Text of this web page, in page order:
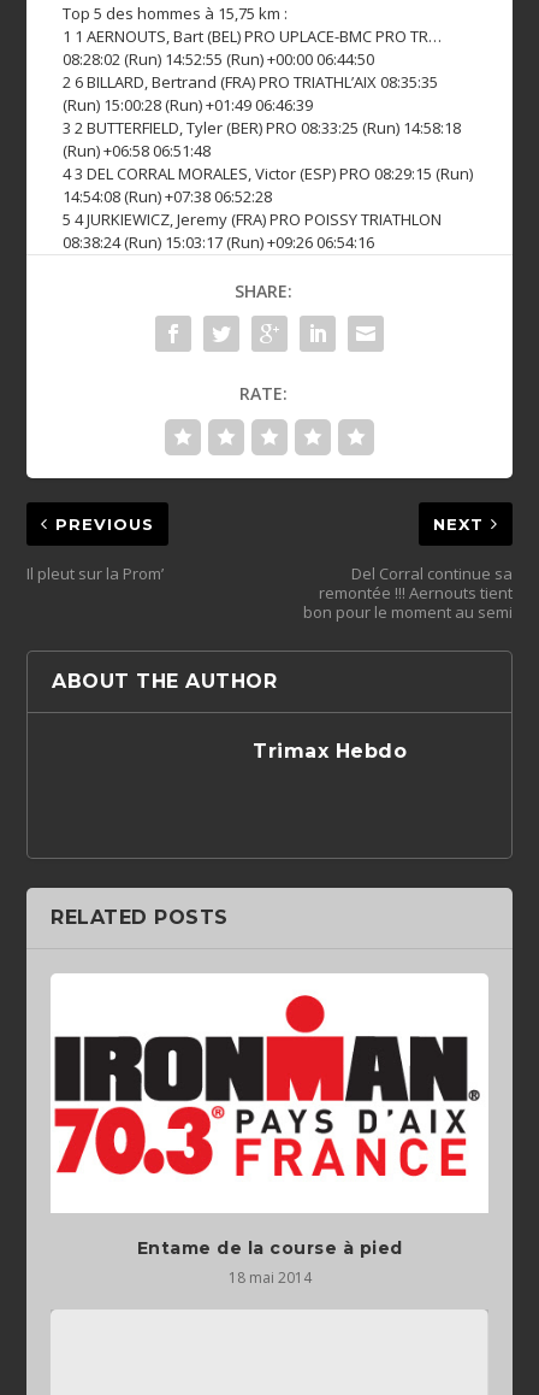
Top 5 des hommes à 15,75 km :
1 1 AERNOUTS, Bart (BEL) PRO UPLACE-BMC PRO TR…
08:28:02 (Run) 14:52:55 (Run) +00:00 06:44:50
2 6 BILLARD, Bertrand (FRA) PRO TRIATHL’AIX 08:35:35
(Run) 15:00:28 (Run) +01:49 06:46:39
3 2 BUTTERFIELD, Tyler (BER) PRO 08:33:25 (Run) 14:58:18
(Run) +06:58 06:51:48
4 3 DEL CORRAL MORALES, Victor (ESP) PRO 08:29:15 (Run)
14:54:08 (Run) +07:38 06:52:28
5 4 JURKIEWICZ, Jeremy (FRA) PRO POISSY TRIATHLON
08:38:24 (Run) 15:03:17 (Run) +09:26 06:54:16
SHARE:
RATE:
PREVIOUS
Il pleut sur la Prom’
NEXT
Del Corral continue sa
remontée !!! Aernouts tient
bon pour le moment au semi
ABOUT THE AUTHOR
Trimax Hebdo
RELATED POSTS
Entame de la course à pied
18 mai 2014